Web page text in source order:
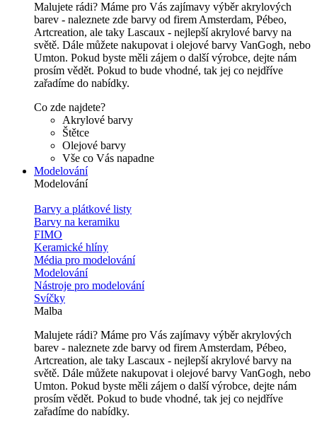
Malujete rádi? Máme pro Vás zajímavy výběr akrylových
barev - naleznete zde barvy od firem Amsterdam, Pébeo,
Artcreation, ale taky Lascaux - nejlepší akrylové barvy na
světě. Dále můžete nakupovat i olejové barvy VanGogh, nebo
Umton. Pokud byste měli zájem o další výrobce, dejte nám
prosím vědět. Pokud to bude vhodné, tak jej co nejdříve
zařadíme do nabídky.
Co zde najdete?
Akrylové barvy
Štětce
Olejové barvy
Vše co Vás napadne
Modelování
Modelování
Barvy a plátkové listy
Barvy na keramiku
FIMO
Keramické hlíny
Média pro modelování
Modelování
Nástroje pro modelování
Svíčky
Malba
Malujete rádi? Máme pro Vás zajímavy výběr akrylových
barev - naleznete zde barvy od firem Amsterdam, Pébeo,
Artcreation, ale taky Lascaux - nejlepší akrylové barvy na
světě. Dále můžete nakupovat i olejové barvy VanGogh, nebo
Umton. Pokud byste měli zájem o další výrobce, dejte nám
prosím vědět. Pokud to bude vhodné, tak jej co nejdříve
zařadíme do nabídky.